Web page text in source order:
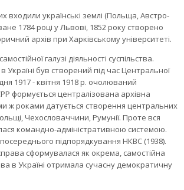
входили українські землі (Польща, Австро-
1784 році у Львові, 1852 року створено
архів при Харківському університеті.
галузі діяльності суспільства.
був створений під час Центральної
1917 - квітня 1918 р. очолюваний
формується централізована архівна
ж роками датується створення центральних
Чехословаччини, Румунії. Проте вся
командно-адміністративною системою.
підпорядкування НКВС (1938).
сформувалася як окрема, самостійна
в Україні отримала сучасну демократичну